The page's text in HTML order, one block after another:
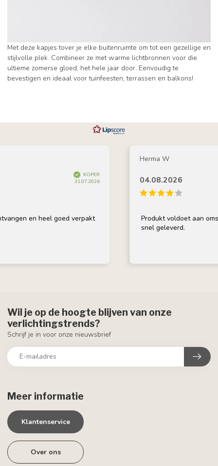
Met deze kapjes tover je elke buitenruimte om tot een gezellige en
stijlvolle plek. Combineer ze met warme lichtbronnen voor die
ultieme zomerse gloed, het hele jaar door. Eenvoudig te
bevestigen en ideaal voor tuinfeesten, terrassen en balkons!
KOPER
31.07.2026
en heel goed verpakt
Herma W
04.08.2026
Produkt voldoet aan
snel geleverd.
Meer informatie
Klantenservice
Over ons
Wil je op de hoogte blijven van onze
verlichtingstrends?
Schrijf je in voor onze nieuwsbrief